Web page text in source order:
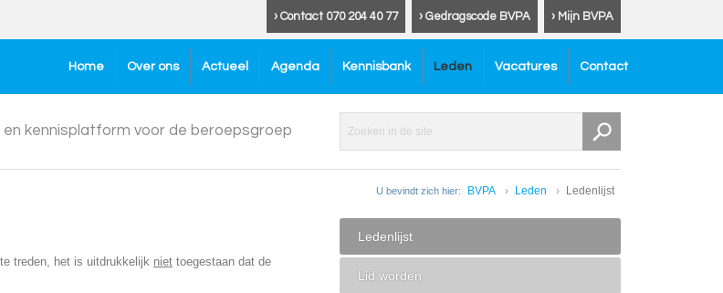
› Mijn BVPA
› Gedragscode BVPA
› Contact 070 204 40 77
Home Over ons Actueel Agenda Kennisbank Leden Vacatures Contact
kennisplatform voor de beroepsgroep
U bevindt zich hier: BVPA Leden Ledenlijst
treden, het is uitdrukkelijk niet toegestaan dat de
Ledenlijst
Lid worden